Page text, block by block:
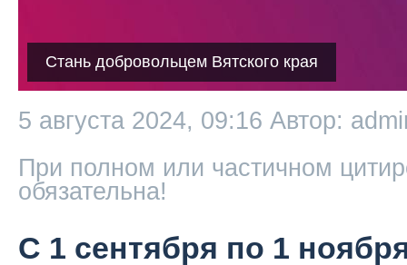
Стань добровольцем Вятского края
5 августа 2024, 09:16 Автор:
При полном или частичном
обязательна!
С 1 сентября по 1